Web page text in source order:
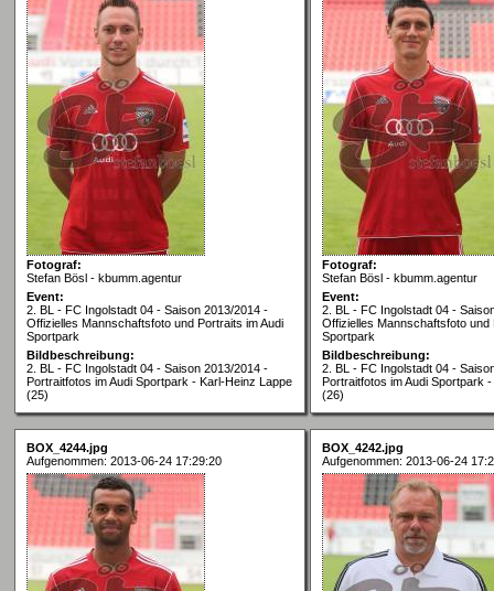
Fotograf:
Stefan Bösl - kbumm.agentur
Event:
2. BL - FC Ingolstadt 04 - Saison 2013/2014 -
Offizielles Mannschaftsfoto und Portraits im Audi
Sportpark
Bildbeschreibung:
2. BL - FC Ingolstadt 04 - Saison 2013/2014 -
Portraitfotos im Audi Sportpark - Karl-Heinz Lappe
(25)
Fotograf:
Stefan Bösl - kbumm.agentur
Event:
2. BL - FC Ingolstadt 04 -
Offizielles Mannschaftsfoto und
Sportpark
Bildbeschreibung:
2. BL - FC Ingolstadt 04 -
Portraitfotos im Audi Sportpark
(26)
BOX_4244.jpg
Aufgenommen: 2013-06-24 17:29:20
BOX_4242.jpg
Aufgenommen: 2013-06-24